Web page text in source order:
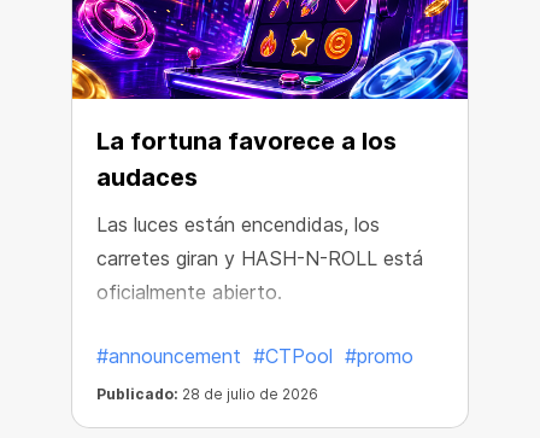
La fortuna favorece a los
audaces
Las luces están encendidas, los
carretes giran y HASH-N-ROLL está
oficialmente abierto.
#announcement #CTPool #promo
Publicado: 28 de julio de 2026